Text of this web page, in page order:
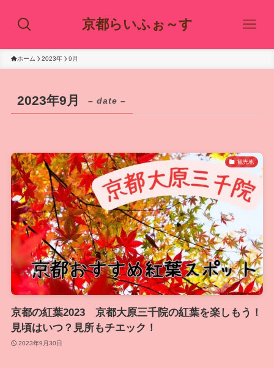
京都らいふぉ～す
ホーム 2023年 9月
2023年9月 – date –
観光地
京都の紅葉2023 京都大原三千院の紅葉を楽しもう！
見頃はいつ？見所もチエック！
2023年9月30日